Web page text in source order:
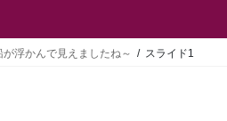
が浮かんで見えましたね～ スライド1